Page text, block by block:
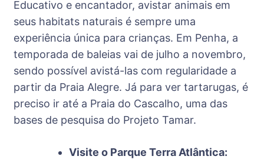
Educativo e encantador, avistar animais em
seus habitats naturais é sempre uma
experiência única para crianças. Em Penha, a
temporada de baleias vai de julho a novembro,
sendo possível avistá-las com regularidade a
partir da Praia Alegre. Já para ver tartarugas, é
preciso ir até a Praia do Cascalho, uma das
bases de pesquisa do Projeto Tamar.
Visite o Parque Terra Atlântica: